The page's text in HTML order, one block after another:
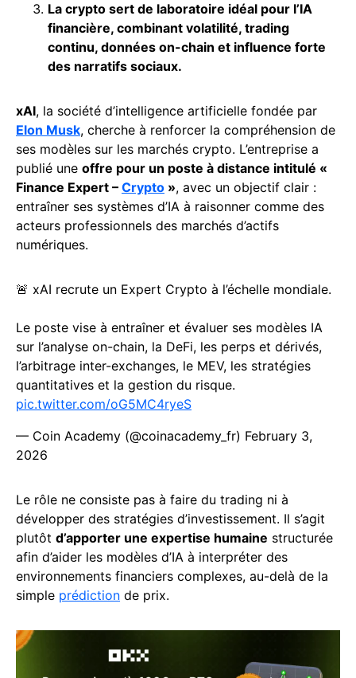
La crypto sert de laboratoire idéal pour l’IA
financière, combinant volatilité, trading
continu, données on-chain et influence forte
des narratifs sociaux.
xAI, la société d’intelligence artificielle fondée par
Elon Musk, cherche à renforcer la compréhension de
ses modèles sur les marchés crypto. L’entreprise a
publié une offre pour un poste à distance intitulé «
Finance Expert – Crypto », avec un objectif clair :
entraîner ses systèmes d’IA à raisonner comme des
acteurs professionnels des marchés d’actifs
numériques.
🚨 xAI recrute un Expert Crypto à l’échelle mondiale.
Le poste vise à entraîner et évaluer ses modèles IA
sur l’analyse on-chain, la DeFi, les perps et dérivés,
l’arbitrage inter-exchanges, le MEV, les stratégies
quantitatives et la gestion du risque.
pic.twitter.com/oG5MC4ryeS
— Coin Academy (@coinacademy_fr) February 3,
2026
Le rôle ne consiste pas à faire du trading ni à
développer des stratégies d’investissement. Il s’agit
plutôt d’apporter une expertise humaine structurée
afin d’aider les modèles d’IA à interpréter des
environnements financiers complexes, au-delà de la
simple prédiction de prix.